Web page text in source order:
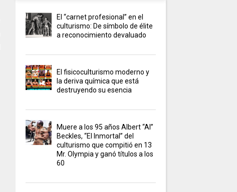
El “carnet profesional” en el
culturismo: De símbolo de élite
a reconocimiento devaluado
El fisicoculturismo moderno y
la deriva química que está
destruyendo su esencia
Muere a los 95 años Albert “Al”
Beckles, “El Inmortal” del
culturismo que compitió en 13
Mr. Olympia y ganó títulos a los
60